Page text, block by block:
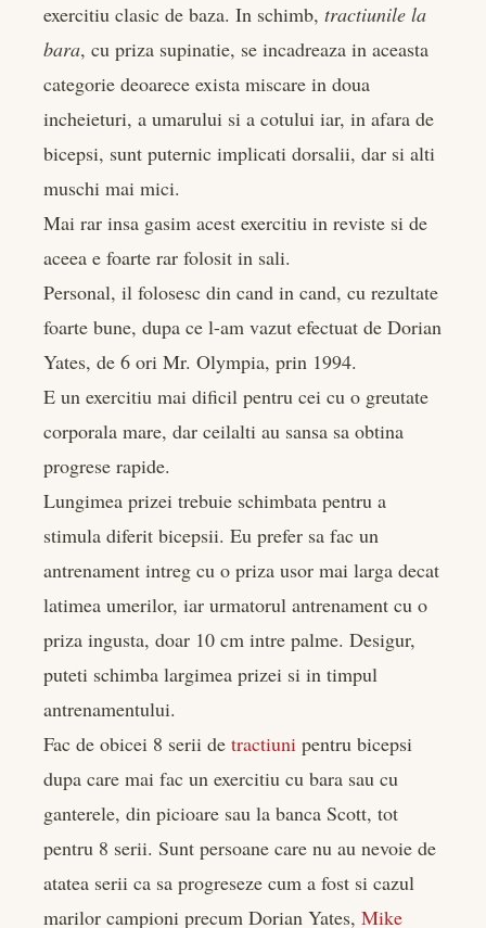
exercitiu clasic de baza. In schimb, tractiunile la
bara, cu priza supinatie, se incadreaza in aceasta
categorie deoarece exista miscare in doua
incheieturi, a umarului si a cotului iar, in afara de
bicepsi, sunt puternic implicati dorsalii, dar si alti
muschi mai mici.
Mai rar insa gasim acest exercitiu in reviste si de
aceea e foarte rar folosit in sali.
Personal, il folosesc din cand in cand, cu rezultate
foarte bune, dupa ce l-am vazut efectuat de Dorian
Yates, de 6 ori Mr. Olympia, prin 1994.
E un exercitiu mai dificil pentru cei cu o greutate
corporala mare, dar ceilalti au sansa sa obtina
progrese rapide.
Lungimea prizei trebuie schimbata pentru a
stimula diferit bicepsii. Eu prefer sa fac un
antrenament intreg cu o priza usor mai larga decat
latimea umerilor, iar urmatorul antrenament cu o
priza ingusta, doar 10 cm intre palme. Desigur,
puteti schimba largimea prizei si in timpul
antrenamentului.
Fac de obicei 8 serii de tractiuni pentru bicepsi
dupa care mai fac un exercitiu cu bara sau cu
ganterele, din picioare sau la banca Scott, tot
pentru 8 serii. Sunt persoane care nu au nevoie de
atatea serii ca sa progreseze cum a fost si cazul
marilor campioni precum Dorian Yates, Mike